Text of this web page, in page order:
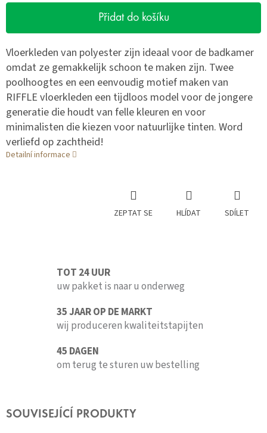
Přidat do košíku
Vloerkleden van polyester zijn ideaal voor de badkamer
omdat ze gemakkelijk schoon te maken zijn. Twee
poolhoogtes en een eenvoudig motief maken van
RIFFLE vloerkleden een tijdloos model voor de jongere
generatie die houdt van felle kleuren en voor
minimalisten die kiezen voor natuurlijke tinten. Word
verliefd op zachtheid!
Detailní informace
ZEPTAT SE HLÍDAT SDÍLET
TOT 24 UUR
uw pakket is naar u onderweg
35 JAAR OP DE MARKT
wij produceren kwaliteitstapijten
45 DAGEN
om terug te sturen uw bestelling
SOUVISEJÍCÍ PRODUKTY